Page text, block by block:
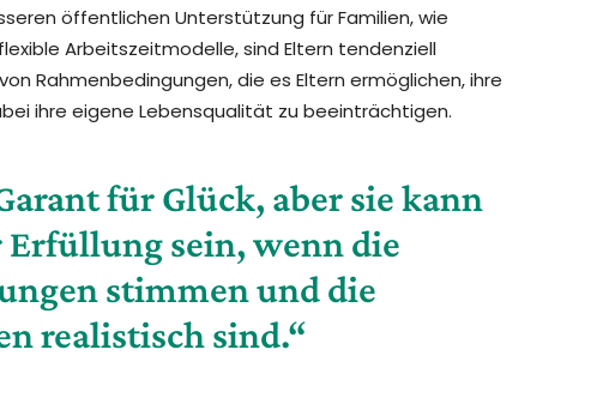
öffentlichen Unterstützung für Familien, wie
Arbeitszeitmodelle, sind Eltern tendenziell
Rahmenbedingungen, die es Eltern ermöglichen, ihre
ihre eigene Lebensqualität zu beeinträchtigen.
für Glück, aber sie kann
sein, wenn die
stimmen und die
realistisch sind.“